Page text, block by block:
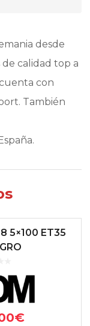
desde
calidad top a
con
También
5×100 ET35
€